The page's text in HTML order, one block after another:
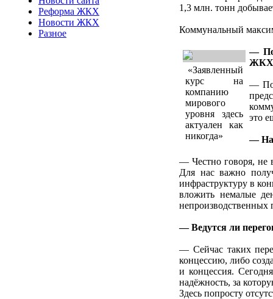
Реформа ЖКХ
Новости ЖКХ
Разное
1,3 млн. тонн
Коммунальный
«Заявленный
курс на
компанию
мирового
уровня здесь
актуален как
никогда»
—
—
это
—
— Честно говоря, не
Для нас важно
инфраструктуру в
вложить немалые
непроизводственных
— Ведутся ли
— Сейчас таких
концессию, либо
и концессия.
надёжность, за
Здесь попросту